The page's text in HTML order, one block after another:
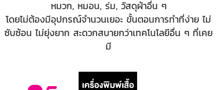
หมวก, หมอน, ร่ม, วัสดุผ้าอื่น ๆ
โดยไม่ต้องมีอุปกรณ์จำนวนเยอะ ขั้นตอนการทำที่ง่าย ไม่
ซับซ้อน ไม่ยุ่งยาก สะดวกสบายกว่าเทคโนโลยีอื่น ๆ ที่เคย
มี